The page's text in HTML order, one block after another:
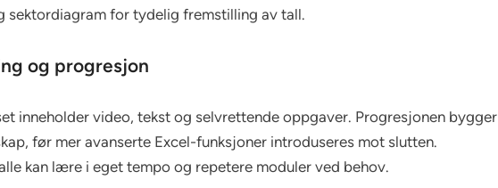
sektordiagram for tydelig fremstilling av tall.
og progresjon
inneholder video, tekst og selvrettende oppgaver. Progresjonen bygger
før mer avanserte Excel-funksjoner introduseres mot slutten.
kan lære i eget tempo og repetere moduler ved behov.